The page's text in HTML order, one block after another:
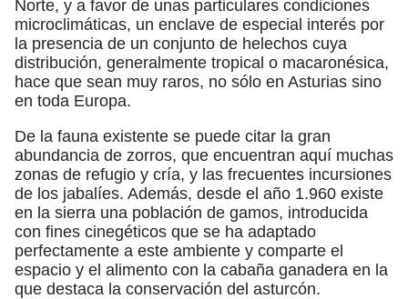
Norte, y a favor de unas particulares condiciones
microclimáticas, un enclave de especial interés por
la presencia de un conjunto de helechos cuya
distribución, generalmente tropical o macaronésica,
hace que sean muy raros, no sólo en Asturias sino
en toda Europa.
De la fauna existente se puede citar la gran
abundancia de zorros, que encuentran aquí muchas
zonas de refugio y cría, y las frecuentes incursiones
de los jabalíes. Además, desde el año 1.960 existe
en la sierra una población de gamos, introducida
con fines cinegéticos que se ha adaptado
perfectamente a este ambiente y comparte el
espacio y el alimento con la cabaña ganadera en la
que destaca la conservación del asturcón.